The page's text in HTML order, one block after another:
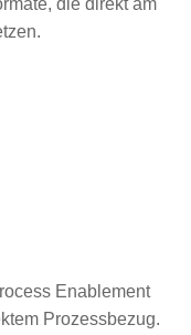
Enablement
Prozessbezug.